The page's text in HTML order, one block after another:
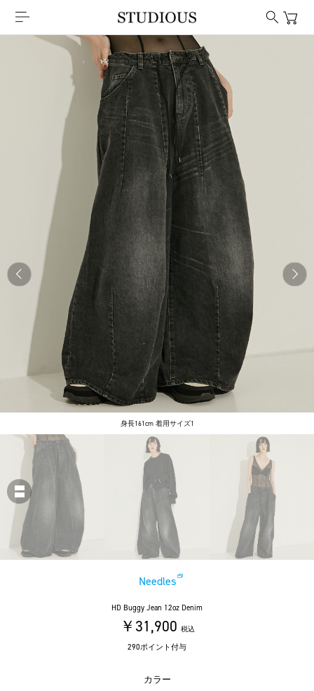
身長161cm 着用サイズ1
Needles
HD Buggy Jean 12oz Denim
￥31,900 税込
290ポイント付与
カラー